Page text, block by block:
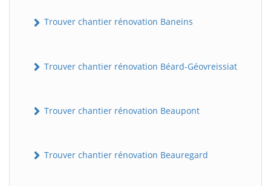
Trouver chantier rénovation Baneins
Trouver chantier rénovation Béard-Géovreissiat
Trouver chantier rénovation Beaupont
Trouver chantier rénovation Beauregard